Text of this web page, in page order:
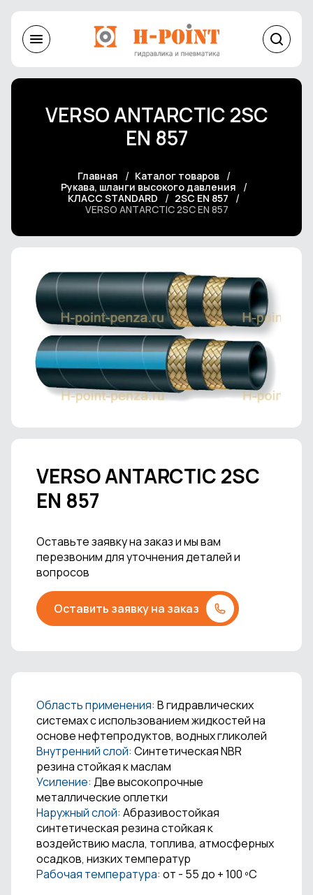
VERSO ANTARCTIC 2SС
EN 857
Главная
Каталог товаров
Рукава, шланги высокого давления
КЛАСС STANDARD
2SC EN 857
VERSO ANTARCTIC 2SС EN 857
VERSO ANTARCTIC 2SС
EN 857
Оставьте заявку на заказ и мы вам
перезвоним для уточнения деталей и
вопросов
Оставить заявку на заказ
Область применения: В гидравлических
системах с использованием жидкостей на
основе нефтепродуктов, водных гликолей
Внутренний слой: Синтетическая NBR
резина стойкая к маслам
Усиление: Две высокопрочные
металлические оплетки
Наружный слой: Абразивостойкая
синтетическая резина стойкая к
воздействию масла, топлива, атмосферных
осадков, низких температур
Рабочая температура: от - 55 до + 100 ºС